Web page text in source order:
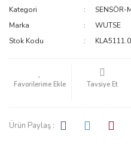
Kategori SENSÖR-
Marka
WUTSE
Stok Kodu
Tavsiye Et
Ürün Paylaş :